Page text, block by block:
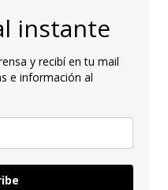
instante
y recibí en tu mail
e información al